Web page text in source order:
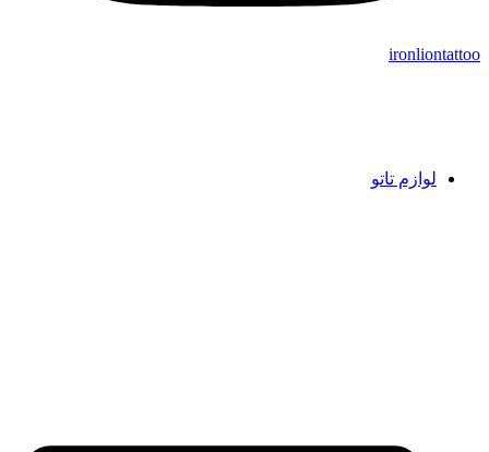
ironliontattoo
لوازم تاتو